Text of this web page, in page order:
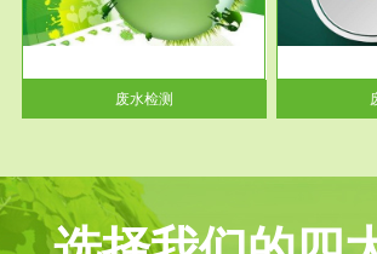
废水检测
检测范围工业废气检测包括有机
废气和无机废气。有机废气主要
包括...